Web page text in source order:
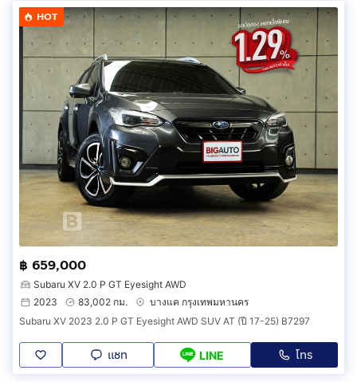
HOT
฿ 659,000
Subaru XV 2.0 P GT Eyesight AWD
2023
83,002 กม.
บางแค กรุงเทพมหานคร
Subaru XV 2023 2.0 P GT Eyesight AWD SUV AT (ปี 17-25) B7297
แชท LINE โทร